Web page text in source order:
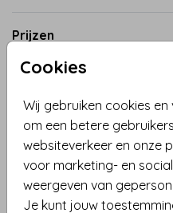
Cookies
Wij gebruiken cookies
om een betere
websiteverkeer en onze
voor marketing- en
weergeven van
Je kunt jouw
Prijzen
Productinformatie
Omschrijving
Met dit unieke
dat jullie kindje is
minimalistisch maar